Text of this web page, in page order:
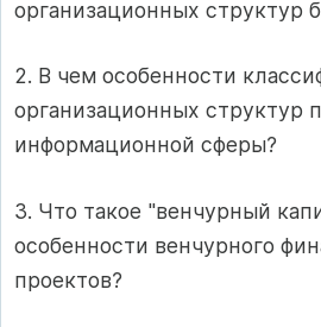
организационных структур
2. В чем особенности
организационных структур
информационной сферы?
3. Что такое "венчурный
особенности венчурного
проектов?